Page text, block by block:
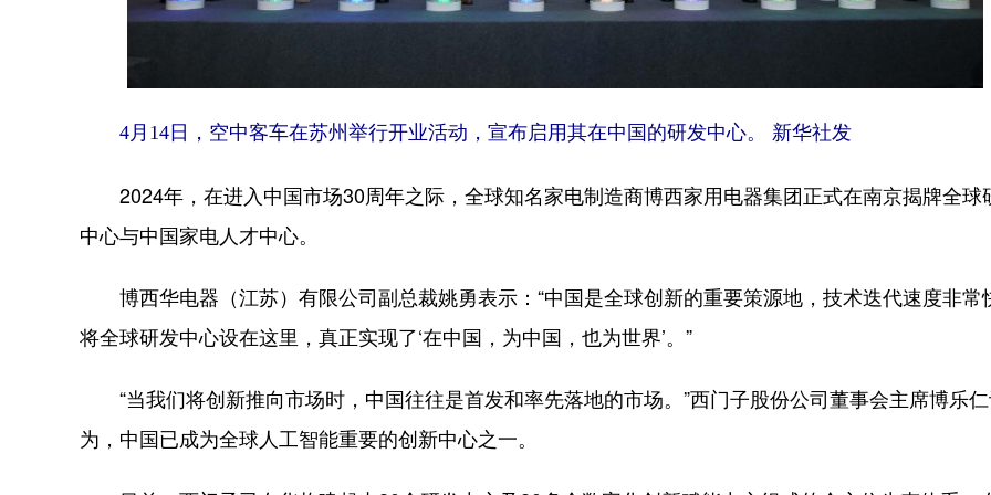
4月14日，空中客车在苏州举行开业活动，宣布启用其在中国的研发中心。 新华社发
2024年，在进入中国市场30周年之际，全球知名家电制造商博西家用电器集团正式在南京揭牌全球
中心与中国家电人才中心。
博西华电器（江苏）有限公司副总裁姚勇表示：“中国是全球创新的重要策源地，技术迭代速度非常
将全球研发中心设在这里，真正实现了‘在中国，为中国，也为世界’。”
“当我们将创新推向市场时，中国往往是首发和率先落地的市场。”西门子股份公司董事会主席博乐
为，中国已成为全球人工智能重要的创新中心之一。